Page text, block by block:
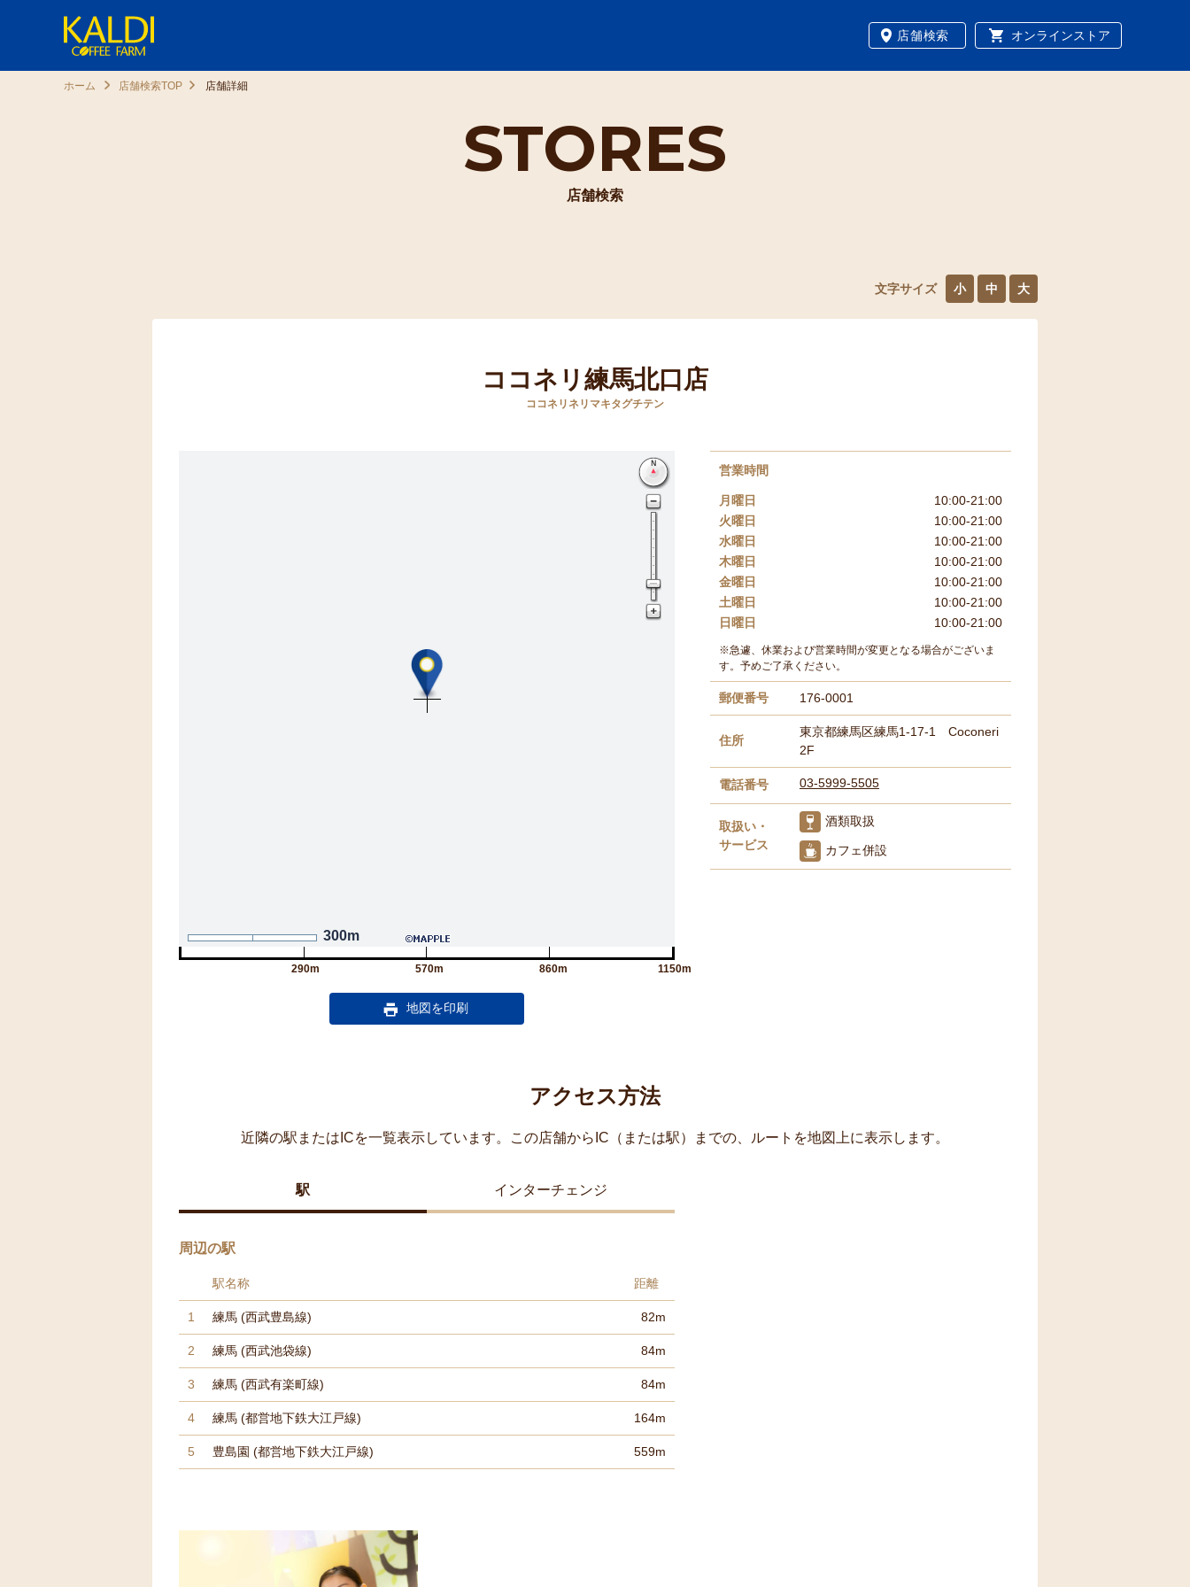
店舗検索 オンラインストア
STORES
店舗検索
ホーム 店舗検索TOP 店舗詳細
文字サイズ 小 中 大
ココネリ練馬北口店
ココネリネリマキタグチテン
300m
290m 570m 860m 1150m
営業時間
月曜日
10:00-21:00
火曜日
10:00-21:00
水曜日
10:00-21:00
木曜日
10:00-21:00
金曜日
10:00-21:00
土曜日
10:00-21:00
日曜日
10:00-21:00
※急遽、休業および営業時間が変更となる場合がございま
す。予めご了承ください。
郵便番号 176-0001
住所
東京都練馬区練馬1-17-1 Coconeri
2F
電話番号 03-5999-5505
取扱い・
サービス
酒類取扱
カフェ併設
アクセス方法
近隣の駅またはICを一覧表示しています。この店舗からIC（または駅）までの、ルートを地図上に表示します。
駅 インターチェンジ
周辺の駅
駅名称 距離
1 練馬 (西武豊島線) 82m
2 練馬 (西武池袋線) 84m
3 練馬 (西武有楽町線) 84m
4 練馬 (都営地下鉄大江戸線) 164m
5 豊島園 (都営地下鉄大江戸線) 559m